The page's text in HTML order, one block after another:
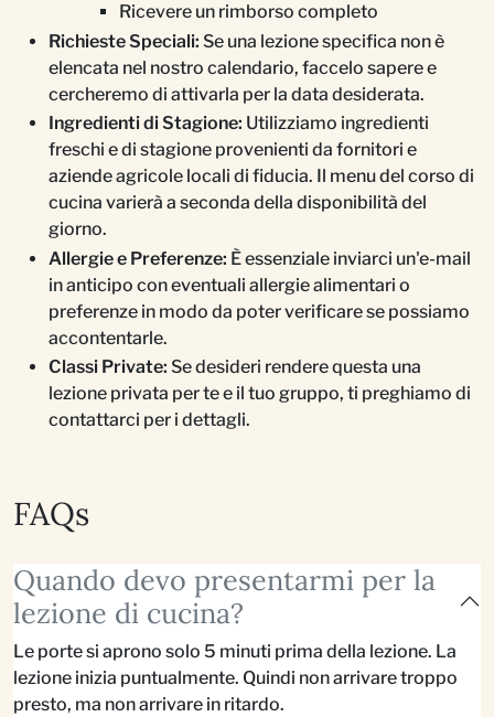
Ricevere un rimborso completo
Richieste Speciali: Se una lezione specifica non è
elencata nel nostro calendario, faccelo sapere e
cercheremo di attivarla per la data desiderata.
Ingredienti di Stagione: Utilizziamo ingredienti
freschi e di stagione provenienti da fornitori e
aziende agricole locali di fiducia. Il menu del corso di
cucina varierà a seconda della disponibilità del
giorno.
Allergie e Preferenze: È essenziale inviarci un'e-mail
in anticipo con eventuali allergie alimentari o
preferenze in modo da poter verificare se possiamo
accontentarle.
Classi Private: Se desideri rendere questa una
lezione privata per te e il tuo gruppo, ti preghiamo di
contattarci per i dettagli.
FAQs
Quando devo presentarmi per la
lezione di cucina?
Le porte si aprono solo 5 minuti prima della lezione. La
lezione inizia puntualmente. Quindi non arrivare troppo
presto, ma non arrivare in ritardo.